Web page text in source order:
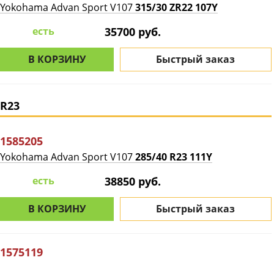
Yokohama Advan Sport V107315/30 ZR22 107Y
есть
35700 руб.
В КОРЗИНУ Быстрый заказ
R23
1585205
Yokohama Advan Sport V107285/40 R23 111Y
есть
38850 руб.
В КОРЗИНУ Быстрый заказ
1575119